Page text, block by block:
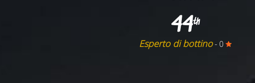
44th
Esperto di bottino- 0